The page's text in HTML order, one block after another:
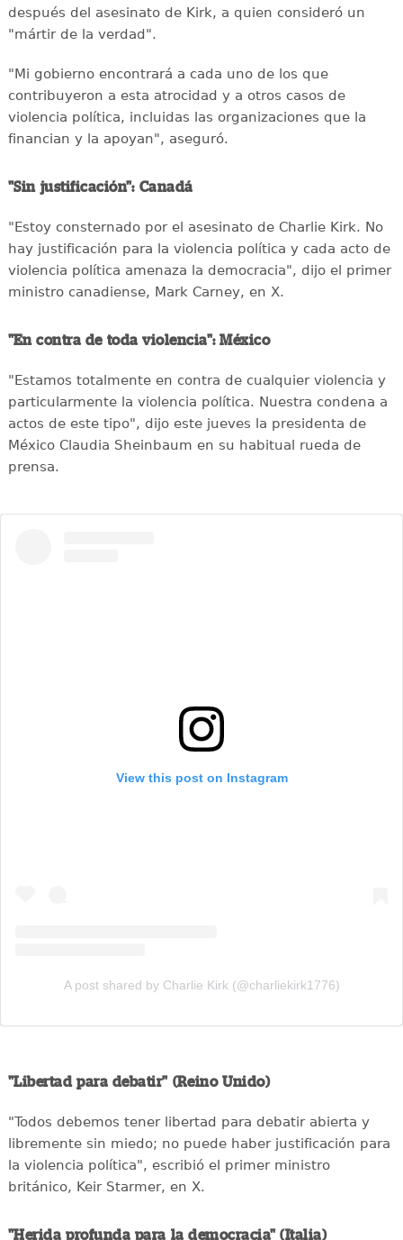
después del asesinato de Kirk, a quien consideró un
"mártir de la verdad".
"Mi gobierno encontrará a cada uno de los que
contribuyeron a esta atrocidad y a otros casos de
violencia política, incluidas las organizaciones que la
financian y la apoyan", aseguró.
"Sin justificación": Canadá
"Estoy consternado por el asesinato de Charlie Kirk. No
hay justificación para la violencia política y cada acto de
violencia política amenaza la democracia", dijo el primer
ministro canadiense, Mark Carney, en X.
"En contra de toda violencia": México
"Estamos totalmente en contra de cualquier violencia y
particularmente la violencia política. Nuestra condena a
actos de este tipo", dijo este jueves la presidenta de
México Claudia Sheinbaum en su habitual rueda de
prensa.
View this post on Instagram
A post shared by Charlie Kirk (@charliekirk1776)
"Libertad para debatir" (Reino Unido)
"Todos debemos tener libertad para debatir abierta y
libremente sin miedo; no puede haber justificación para
la violencia política", escribió el primer ministro
británico, Keir Starmer, en X.
"Herida profunda para la democracia" (Italia)